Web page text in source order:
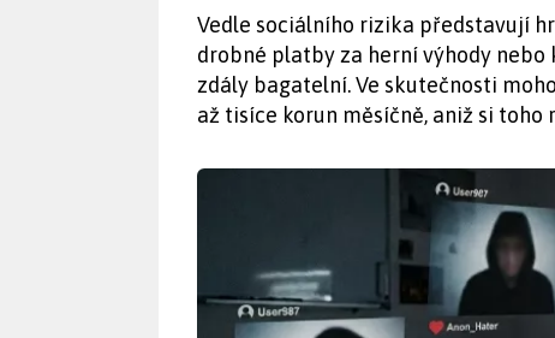
Vedle sociálního rizika představují
drobné platby za herní výhody nebo
zdály bagatelní. Ve skutečnosti
až tisíce korun měsíčně, aniž si toho